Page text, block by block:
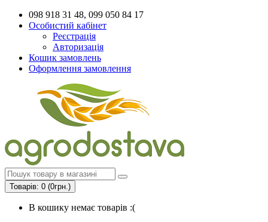
098 918 31 48, 099 050 84 17
Особистий кабінет
Реєстрація
Авторизація
Кошик замовлень
Оформлення замовлення
Товарів: 0 (0грн.)
В кошику немає товарів :(